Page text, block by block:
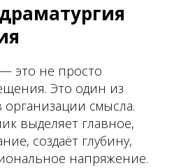
это не просто
Это один из
смысла.
выделяет главное,
создаёт глубину,
напряжение.